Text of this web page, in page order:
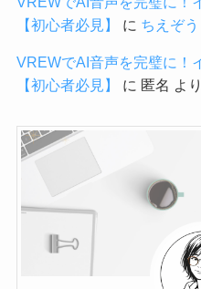
【初心者必見】
に ちえぞう
VREWでAI音声を完璧に！
【初心者必見】
に 匿名 より